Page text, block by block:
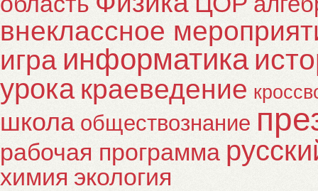
внеклассное
игра информатика
урока краеведение
школа обществознание
рабочая программа
химия экология